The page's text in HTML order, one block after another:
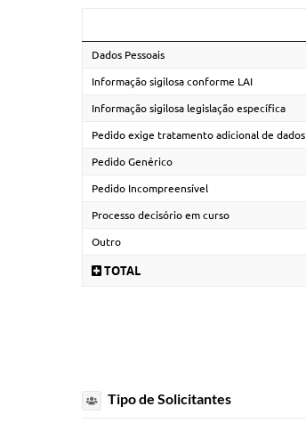
Dados Pessoais
Informação sigilosa conforme LAI
Informação sigilosa legislação específica
Pedido exige tratamento adicional de dados
Pedido Genérico
Pedido Incompreensível
Processo decisório em curso
Outro
TOTAL
Tipo de Solicitantes